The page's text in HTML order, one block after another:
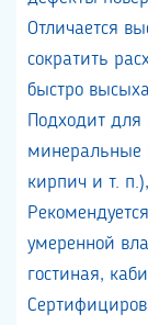
Отличается
сократить
быстро
Подходит для
минеральные
кирпич и т.
умеренной
гостиная,